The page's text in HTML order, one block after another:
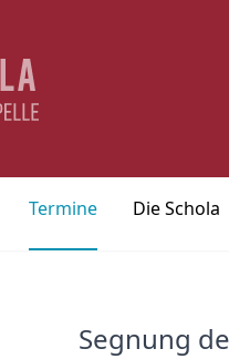
Termine Die Schola
Segnung